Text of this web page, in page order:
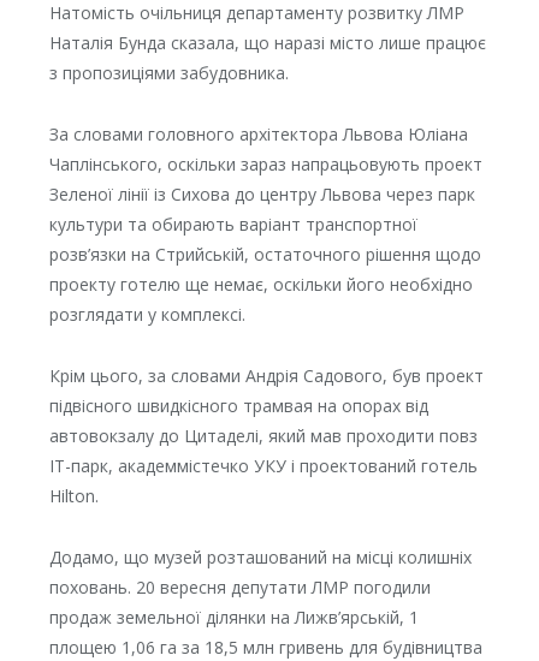
Натомість очільниця департаменту розвитку ЛМР
Наталія Бунда сказала, що наразі місто лише працює
з пропозиціями забудовника.
За словами головного архітектора Львова Юліана
Чаплінського, оскільки зараз напрацьовують проект
Зеленої лінії із Сихова до центру Львова через парк
культури та обирають варіант транспортної
розв’язки на Стрийській, остаточного рішення щодо
проекту готелю ще немає, оскільки його необхідно
розглядати у комплексі.
Крім цього, за словами Андрія Садового, був проект
підвісного швидкісного трамвая на опорах від
автовокзалу до Цитаделі, який мав проходити повз
ІТ-парк, академмістечко УКУ і проектований готель
Hilton.
Додамо, що музей розташований на місці колишніх
поховань. 20 вересня депутати ЛМР погодили
продаж земельної ділянки на Лижв’ярській, 1
площею 1,06 га за 18,5 млн гривень для будівництва